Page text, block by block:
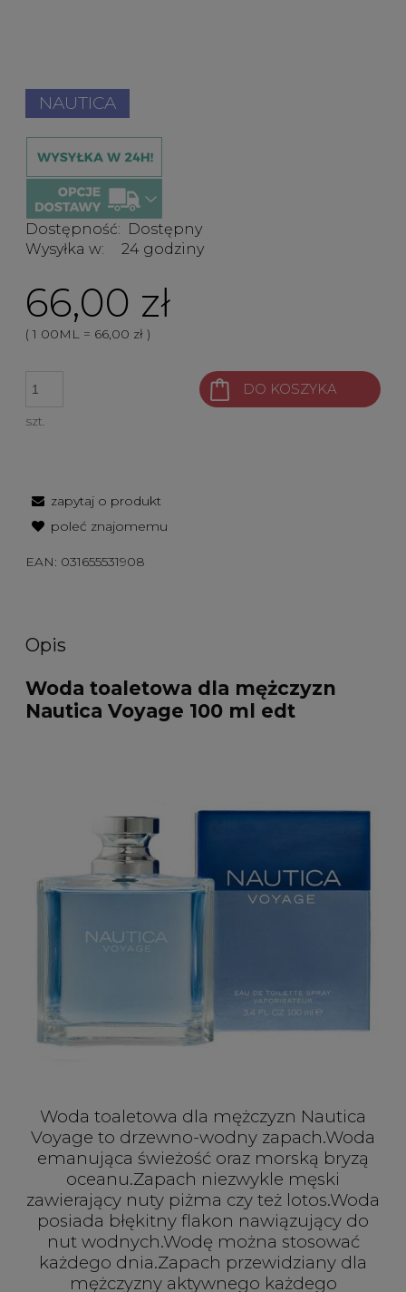
NAUTICA
Dostępność: Dostępny
Wysyłka w:
24 godziny
66,00 zł
( 1 00ML = 66,00 zł )
szt.
DO KOSZYKA
zapytaj o produkt
poleć znajomemu
EAN: 031655531908
Opis
Woda toaletowa dla mężczyzn
Nautica Voyage 100 ml edt
Woda toaletowa dla mężczyzn Nautica
Voyage to drzewno-wodny zapach.Woda
emanująca świeżość oraz morską bryzą
oceanu.Zapach niezwykle męski
zawierający nuty piżma czy też lotos.Woda
posiada błękitny flakon nawiązujący do
nut wodnych.Wodę można stosować
każdego dnia.Zapach przewidziany dla
mężczyzny aktywnego każdego